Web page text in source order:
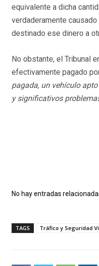
equivalente a dicha
verdaderamente
destinado ese dinero a
No obstante, el Tribunal
efectivamente pagado
pagada, un vehículo
y significativos
No hay entradas
TAGS Tráfico y Seguridad